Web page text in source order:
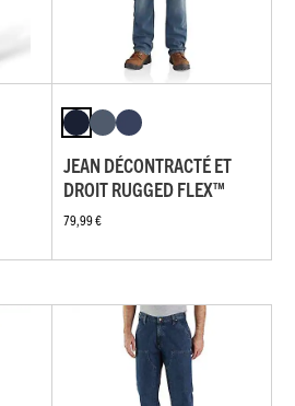
JEAN DÉCONTRACTÉ ET
DROIT RUGGED FLEX™
79,99 €